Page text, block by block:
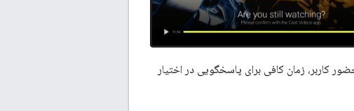
تا در صورت عدم حضور کاربر، زمان کافی برای پاسخگویی در اختیار